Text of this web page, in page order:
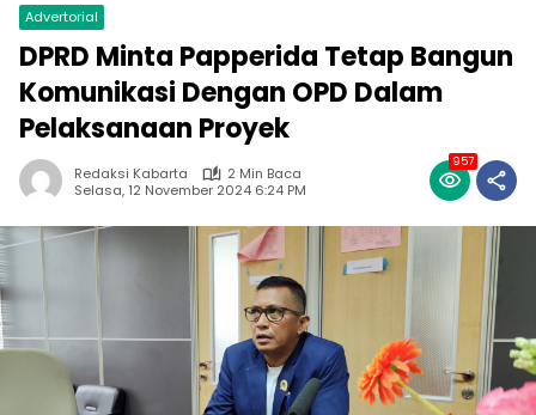
Advertorial
DPRD Minta Papperida Tetap Bangun
Komunikasi Dengan OPD Dalam
Pelaksanaan Proyek
Redaksi Kabarta
2 Min Baca
Selasa, 12 November 2024 6:24 PM
957